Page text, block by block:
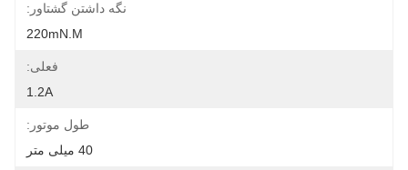
نگه داشتن گشتاور:
220mN.m
فعلی:
1.2A
طول موتور:
40 میلی متر